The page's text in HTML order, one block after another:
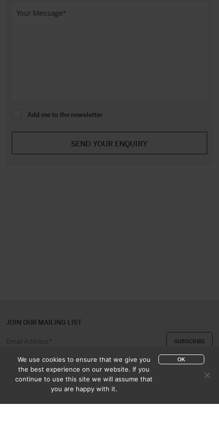
Add me to the newsletter
JOIN OUR MAILING LIST
We use cookies to ensure that we give you
the best experience on our website. If you
continue to use this site we will assume that
you are happy with it.
OK